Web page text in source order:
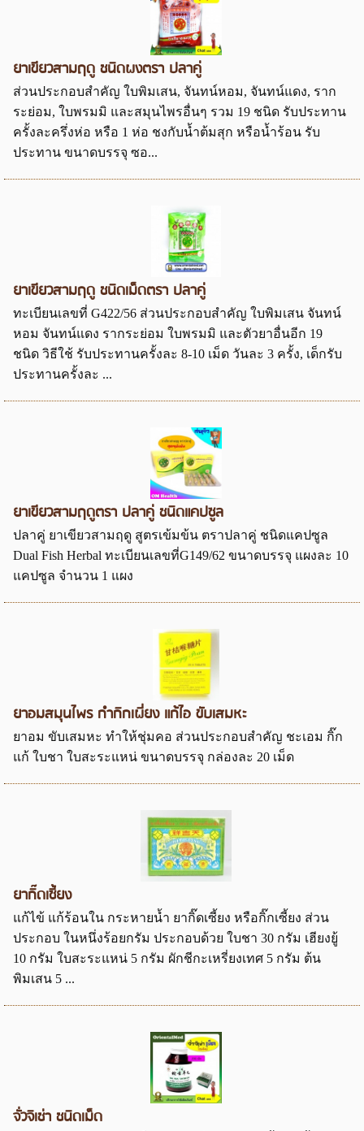
ยาเขียวสามฤดู ชนิดผงตรา ปลาคู่
ส่วนประกอบสำคัญ ใบพิมเสน, จันทน์หอม, จันทน์แดง, ราก
ระย่อม, ใบพรมมิ และสมุนไพรอื่นๆ รวม 19 ชนิด รับประทาน
ครั้งละครึ่งห่อ หรือ 1 ห่อ ชงกับน้ำต้มสุก หรือน้ำร้อน รับ
ประทาน ขนาดบรรจุ ซอ...
ยาเขียวสามฤดู ชนิดเม็ดตรา ปลาคู่
ทะเบียนเลขที่ G422/56 ส่วนประกอบสำคัญ ใบพิมเสน จันทน์
หอม จันทน์แดง รากระย่อม ใบพรมมิ และตัวยาอื่นอีก 19
ชนิด วิธีใช้ รับประทานครั้งละ 8-10 เม็ด วันละ 3 ครั้ง, เด็กรับ
ประทานครั้งละ ...
ยาเขียวสามฤดูตรา ปลาคู่ ชนิดแคปซูล
ปลาคู่ ยาเขียวสามฤดู สูตรเข้มข้น ตราปลาคู่ ชนิดแคปซูล
Dual Fish Herbal ทะเบียนเลขที่G149/62 ขนาดบรรจุ แผงละ 10
แคปซูล จำนวน 1 แผง
ยาอมสมุนไพร กำกิกเผี่ยง แก้ไอ ขับเสมหะ
ยาอม ขับเสมหะ ทำให้ชุ่มคอ ส่วนประกอบสำคัญ ชะเอม กิ๊ก
แก้ ใบชา ใบสะระแหน่ ขนาดบรรจุ กล่องละ 20 เม็ด
ยากิ๊ดเซี้ยง
แก้ไข้ แก้ร้อนใน กระหายน้ำ ยากิ๊ดเซี้ยง หรือกิ๊กเซี้ยง ส่วน
ประกอบ ในหนึ่งร้อยกรัม ประกอบด้วย ใบชา 30 กรัม เฮียงยู้
10 กรัม ใบสะระแหน่ 5 กรัม ผักชีกะเหรี่ยงเทศ 5 กรัม ต้น
พิมเสน 5 ...
จั่วจิเช่า ชนิดเม็ด